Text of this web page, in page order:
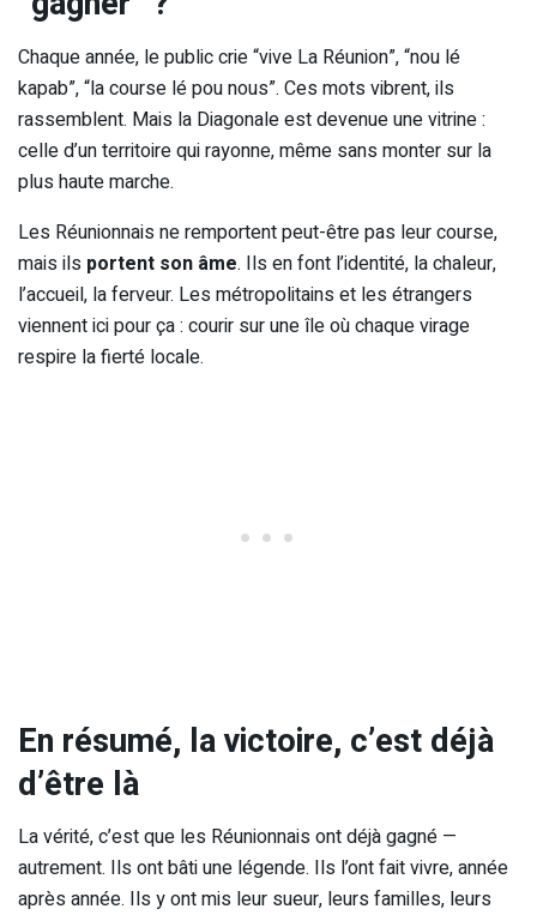
Chaque année, le public crie “vive La Réunion”, “nou lé
kapab”, “la course lé pou nous”. Ces mots vibrent, ils
rassemblent. Mais la Diagonale est devenue une vitrine :
celle d’un territoire qui rayonne, même sans monter sur la
plus haute marche.
Les Réunionnais ne remportent peut-être pas leur course,
mais ils portent son âme. Ils en font l’identité, la chaleur,
l’accueil, la ferveur. Les métropolitains et les étrangers
viennent ici pour ça : courir sur une île où chaque virage
respire la fierté locale.
En résumé, la victoire, c’est déjà
d’être là
La vérité, c’est que les Réunionnais ont déjà gagné —
autrement. Ils ont bâti une légende. Ils l’ont fait vivre, année
après année. Ils y ont mis leur sueur, leurs familles, leurs